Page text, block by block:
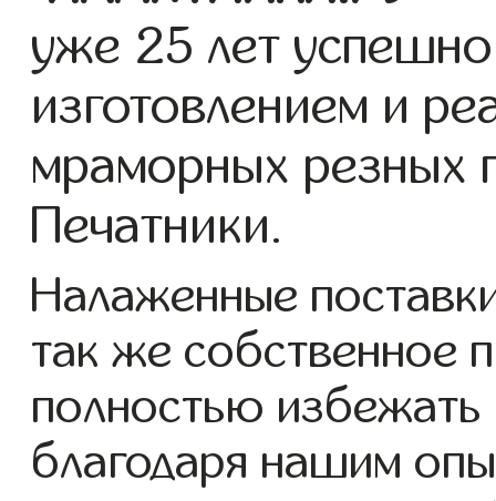
уже 25 лет
изготовлением и
мраморных резных
Печатники.
Налаженные
так же собственное
полностью
благодаря нашим